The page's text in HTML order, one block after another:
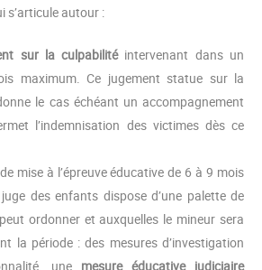
s’articule autour :
sur la culpabilitéintervenant dans un
maximum. Ce jugement statue sur la
le cas échéant un accompagnement
l’indemnisation des victimes dès ce
mise à l’épreuve éducative de 6 à 9 mois
des enfants dispose d’une palette de
ordonner et auxquelles le mineur sera
la période : des mesures d’investigation
une mesure éducative judiciaire